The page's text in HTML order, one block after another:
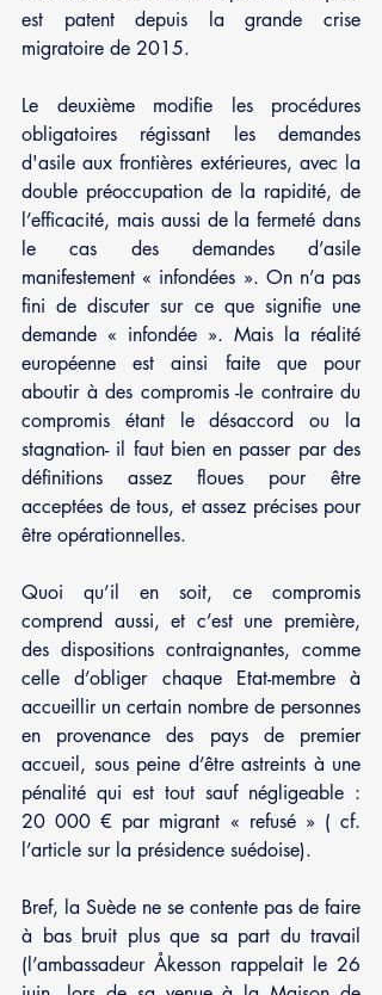
est patent depuis la grande crise
migratoire de 2015.
Le deuxième modifie les procédures
obligatoires régissant les demandes
d'asile aux frontières extérieures, avec la
double préoccupation de la rapidité, de
l’efficacité, mais aussi de la fermeté dans
le cas des demandes d’asile
manifestement « infondées ». On n’a pas
fini de discuter sur ce que signifie une
demande « infondée ». Mais la réalité
européenne est ainsi faite que pour
aboutir à des compromis -le contraire du
compromis étant le désaccord ou la
stagnation- il faut bien en passer par des
définitions assez floues pour être
acceptées de tous, et assez précises pour
être opérationnelles.
Quoi qu’il en soit, ce compromis
comprend aussi, et c’est une première,
des dispositions contraignantes, comme
celle d’obliger chaque Etat-membre à
accueillir un certain nombre de personnes
en provenance des pays de premier
accueil, sous peine d’être astreints à une
pénalité qui est tout sauf négligeable :
20 000 € par migrant « refusé » ( cf.
l’article sur la présidence suédoise).
Bref, la Suède ne se contente pas de faire
à bas bruit plus que sa part du travail
(l’ambassadeur Åkesson rappelait le 26